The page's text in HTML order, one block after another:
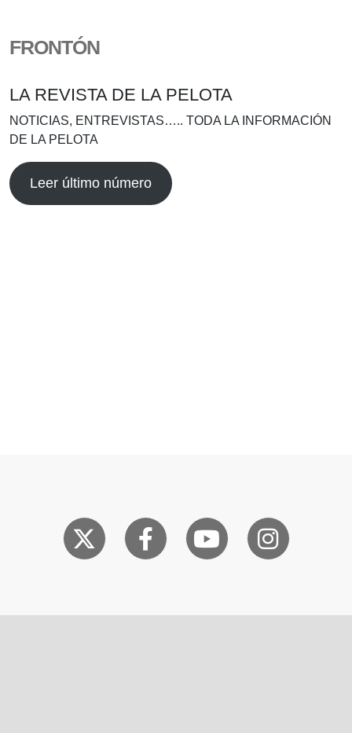
FRONTÓN
LA REVISTA DE LA PELOTA
NOTICIAS, ENTREVISTAS….. TODA LA INFORMACIÓN
DE LA PELOTA
Leer último número